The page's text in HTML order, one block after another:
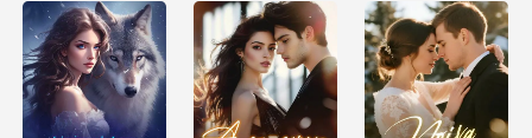
desafiar